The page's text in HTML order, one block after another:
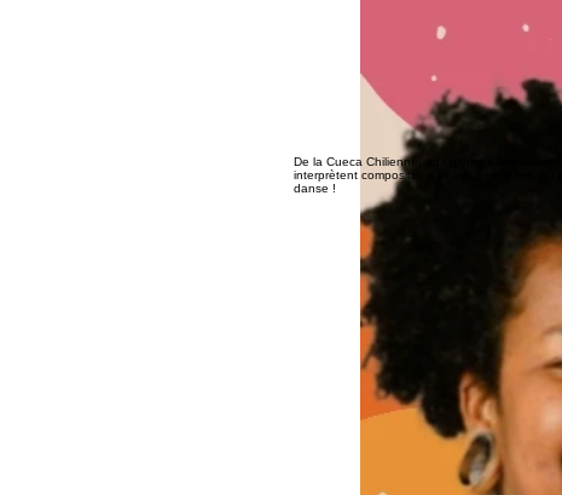
De la Cueca Chilienne, aux rythmes Afro-
interprètent compositions et airs populaires,
danse !